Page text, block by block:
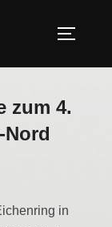
zum 4.
Nord
in